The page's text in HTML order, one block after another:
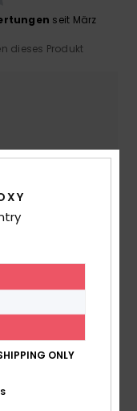
seit März
dieses Produkt
Material
ONLY